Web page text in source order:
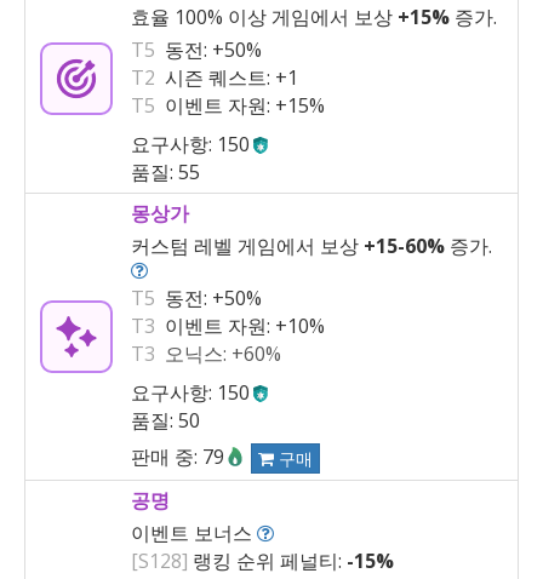
효율 100% 이상 게임에서 보상 +15% 증가.
T5 동전: +50%
T2 시즌 퀘스트: +1
T5 이벤트 자원: +15%
요구사항: 150
품질: 55
몽상가
커스텀 레벨 게임에서 보상 +15-60% 증가.
T5 동전: +50%
T3 이벤트 자원: +10%
T3 오닉스: +60%
요구사항: 150
품질: 50
판매 중: 79
구매
공명
이벤트 보너스
[S128] 랭킹 순위 페널티: -15%